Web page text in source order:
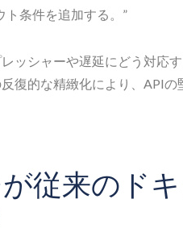
ト条件を追加する。”
ッシャーや遅延にどう対応
復的な精緻化により、APIの
従来のド